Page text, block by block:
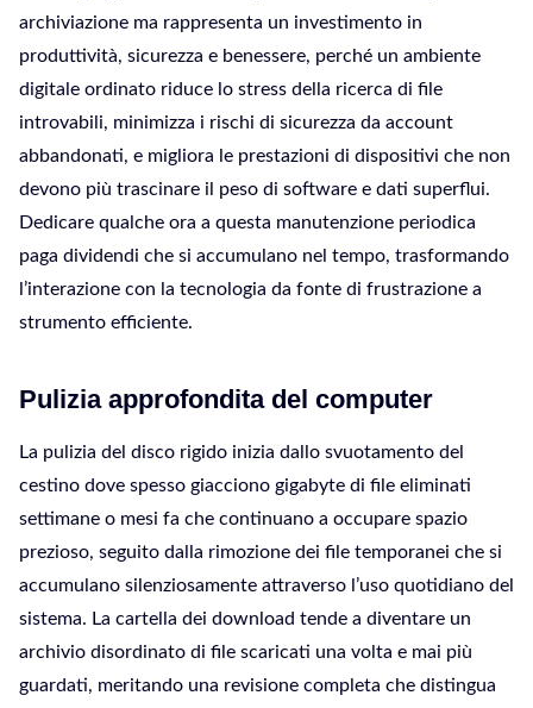
archiviazione ma rappresenta un investimento in
produttività, sicurezza e benessere, perché un ambiente
digitale ordinato riduce lo stress della ricerca di file
introvabili, minimizza i rischi di sicurezza da account
abbandonati, e migliora le prestazioni di dispositivi che non
devono più trascinare il peso di software e dati superflui.
Dedicare qualche ora a questa manutenzione periodica
paga dividendi che si accumulano nel tempo, trasformando
l’interazione con la tecnologia da fonte di frustrazione a
strumento efficiente.
Pulizia approfondita del computer
La pulizia del disco rigido inizia dallo svuotamento del
cestino dove spesso giacciono gigabyte di file eliminati
settimane o mesi fa che continuano a occupare spazio
prezioso, seguito dalla rimozione dei file temporanei che si
accumulano silenziosamente attraverso l’uso quotidiano del
sistema. La cartella dei download tende a diventare un
archivio disordinato di file scaricati una volta e mai più
guardati, meritando una revisione completa che distingua